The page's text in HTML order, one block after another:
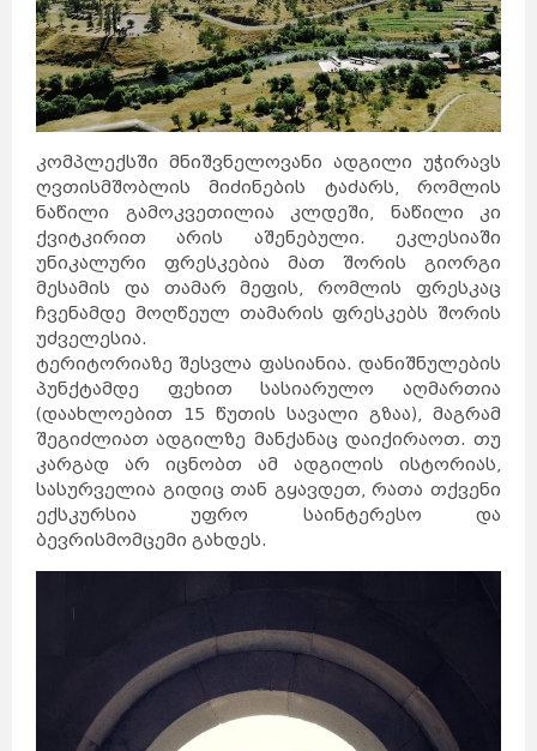
კომპლექსში მნიშვნელოვანი ადგილი უჭირავს
ღვთისმშობლის მიძინების ტაძარს, რომლის
ნაწილი გამოკვეთილია კლდეში, ნაწილი კი
ქვიტკირით არის აშენებული. ეკლესიაში
უნიკალური ფრესკებია მათ შორის გიორგი
მესამის და თამარ მეფის, რომლის ფრესკაც
ჩვენამდე მოღწეულ თამარის ფრესკებს შორის
უძველესია.
ტერიტორიაზე შესვლა ფასიანია. დანიშნულების
პუნქტამდე ფეხით სასიარულო აღმართია
(დაახლოებით 15 წუთის სავალი გზაა), მაგრამ
შეგიძლიათ ადგილზე მანქანაც დაიქირაოთ. თუ
კარგად არ იცნობთ ამ ადგილის ისტორიას,
სასურველია გიდიც თან გყავდეთ, რათა თქვენი
ექსკურსია უფრო საინტერესო და
ბევრისმომცემი გახდეს.